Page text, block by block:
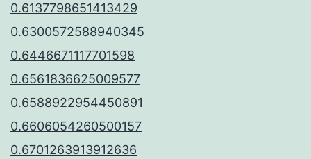
0.6137798651413429
0.6300572588940345
0.6446671117701598
0.6561836625009577
0.6588922954450891
0.6606054260500157
0.6701263913912636